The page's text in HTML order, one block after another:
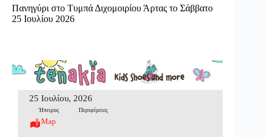
Πανηγύρι στο Τυμπά Διχομοιρίου Άρτας το Σάββατο
25 Ιουλίου 2026
25 Ιουλίου, 2026
Ήπειρος Περιφέρειες
Map